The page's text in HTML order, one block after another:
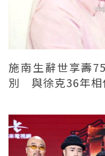
施南生辭世享壽
別 與徐克36年相